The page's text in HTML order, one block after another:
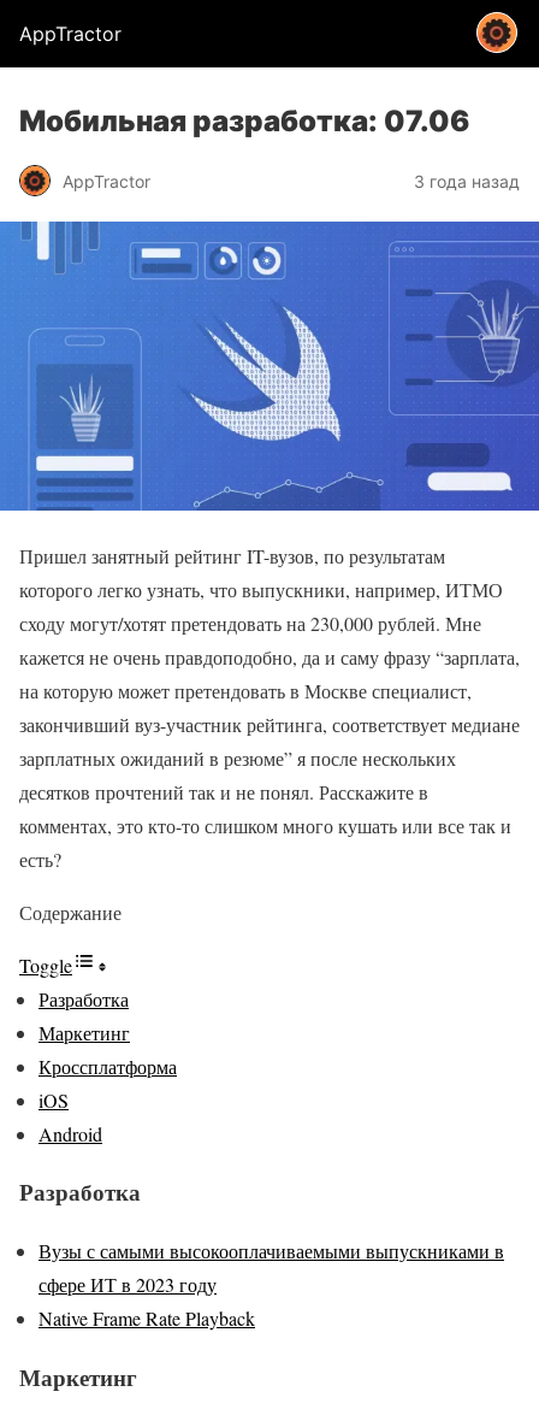
AppTractor
Мобильная разработка: 07.06
AppTractor 3 года назад
Пришел занятный рейтинг IT-вузов, по результатам
которого легко узнать, что выпускники, например, ИТМО
сходу могут/хотят претендовать на 230,000 рублей. Мне
кажется не очень правдоподобно, да и саму фразу “зарплата,
на которую может претендовать в Москве специалист,
закончивший вуз-участник рейтинга, соответствует медиане
зарплатных ожиданий в резюме” я после нескольких
десятков прочтений так и не понял. Расскажите в
комментах, это кто-то слишком много кушать или все так и
есть?
Содержание
Toggle
Разработка
Маркетинг
Кроссплатформа
iOS
Android
Разработка
Вузы с самыми высокооплачиваемыми выпускниками в
сфере ИТ в 2023 году
Native Frame Rate Playback
Маркетинг